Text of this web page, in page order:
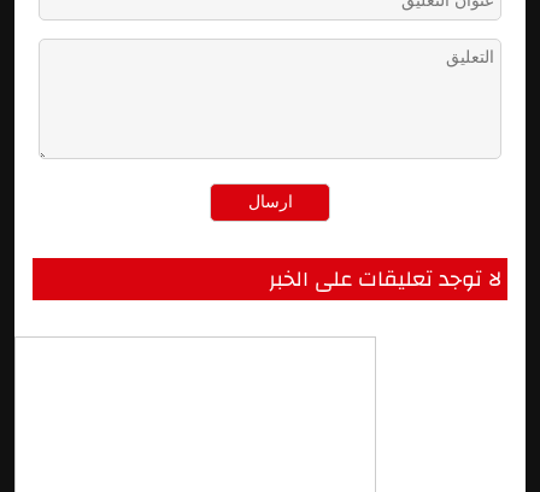
لا توجد تعليقات على الخبر